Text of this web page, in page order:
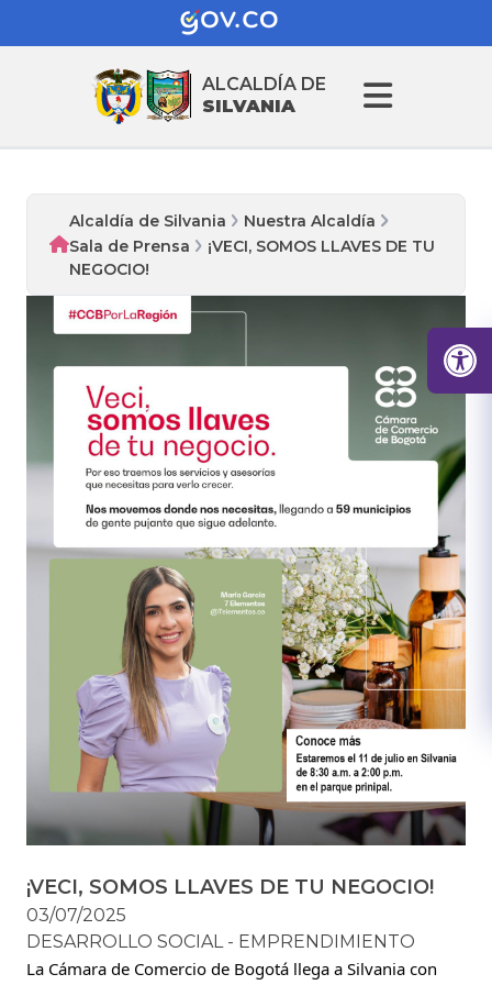
ALCALDÍA DE
SILVANIA
Alcaldía de Silvania
Nuestra Alcaldía
Sala de Prensa
¡VECI, SOMOS LLAVES DE TU
NEGOCIO!
¡VECI, SOMOS LLAVES DE TU NEGOCIO!
03/07/2025
DESARROLLO SOCIAL - EMPRENDIMIENTO
La Cámara de Comercio de Bogotá llega a Silvania con